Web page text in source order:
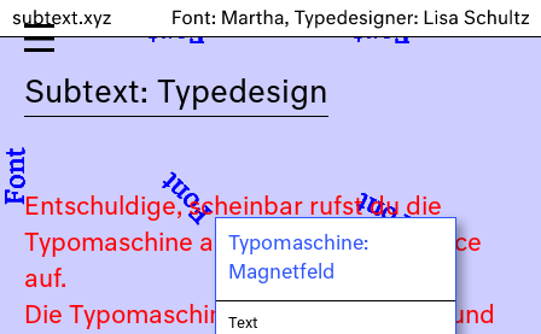
Subtext: Typedesign
Entschuldige, scheinbar rufst du die
Typomaschine auf einem Touch-Device
auf.
Die Typomaschine ist auf Keyboard- und
Typomaschine:
Magnetfeld
Text